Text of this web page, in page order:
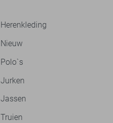
Herenkleding
Nieuw
Polo`s
Jurken
Jassen
Truien